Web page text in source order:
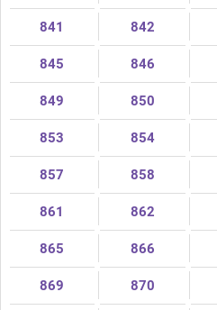
841 842
845 846
849 850
853 854
857 858
861 862
865 866
869 870